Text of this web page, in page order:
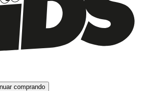
comprando